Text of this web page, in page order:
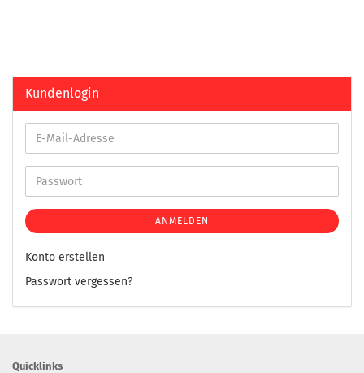
Kundenlogin
ANMELDEN
Konto erstellen
Passwort vergessen?
Quicklinks